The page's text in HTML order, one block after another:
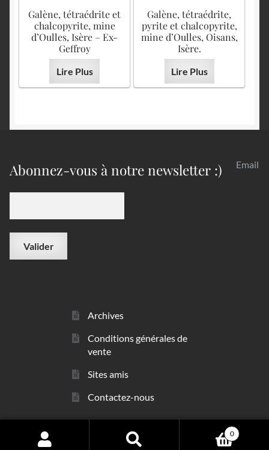
Galène, tétraédrite et
chalcopyrite, mine
d’Oulles, Isère – Ex-
Geffroy
Lire Plus
Galène, tétraédrite,
pyrite et chalcopyrite,
mine d’Oulles, Oisans,
Isère.
Lire Plus
Abonnez-vous à notre newsletter :) Email
Archives
Conditions générales de
vente
Sites amis
Contactez-nous
© sarl Les Minéraux 2006 - 2026 0